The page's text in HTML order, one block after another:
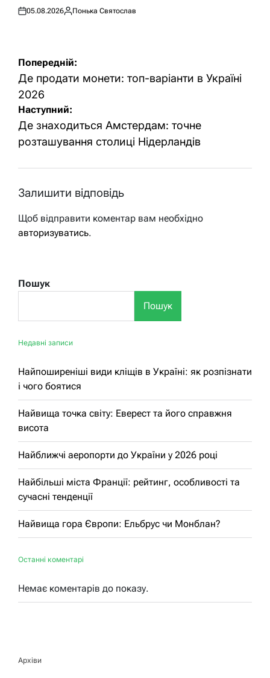
Оприлюднено
05.08.2026
Опубліковано
Понька Святослав
Навігація
записів
Попередній:
Де продати монети: топ-варіанти в Україні
2026
Наступний:
Де знаходиться Амстердам: точне
розташування столиці Нідерландів
Залишити відповідь
Щоб відправити коментар вам необхідно
авторизуватись.
Пошук
Пошук
Недавні записи
Найпоширеніші види кліщів в Україні: як розпізнати
і чого боятися
Найвища точка світу: Еверест та його справжня
висота
Найближчі аеропорти до України у 2026 році
Найбільші міста Франції: рейтинг, особливості та
сучасні тенденції
Найвища гора Європи: Ельбрус чи Монблан?
Останні коментарі
Немає коментарів до показу.
Архіви